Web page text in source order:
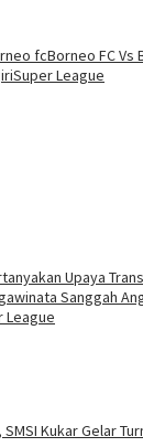
fcBorneo FC Vs
Super League
Upaya
Sanggah
League
SMSI Kukar Gelar